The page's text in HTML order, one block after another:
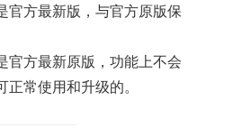
官方最新版，与官方原版保
官方最新原版，功能上不会
正常使用和升级的。